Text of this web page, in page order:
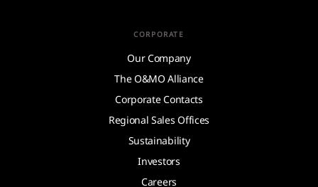
CORPORATE
Our Company
The O&MO Alliance
Corporate Contacts
Regional Sales Offices
Sustainability
Investors
Careers